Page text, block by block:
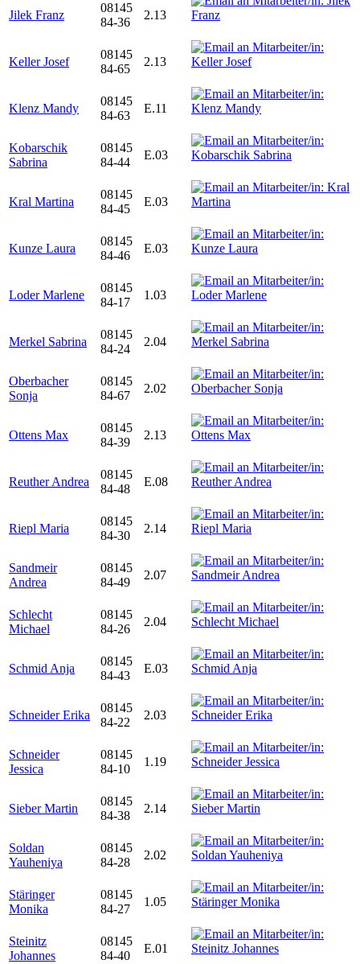
Jilek Franz
08145
84-36
2.13
Keller Josef
08145
84-65
2.13
Klenz Mandy
08145
84-63
E.11
Kobarschik
Sabrina
08145
84-44
E.03
Kral Martina
08145
84-45
E.03
Kunze Laura
08145
84-46
E.03
Loder Marlene
08145
84-17
1.03
Merkel Sabrina
08145
84-24
2.04
Oberbacher
Sonja
08145
84-67
2.02
Ottens Max
08145
84-39
2.13
Reuther Andrea
08145
84-48
E.08
Riepl Maria
08145
84-30
2.14
Sandmeir
Andrea
08145
84-49
2.07
Schlecht
Michael
08145
84-26
2.04
Schmid Anja
08145
84-43
E.03
Schneider Erika
08145
84-22
2.03
Schneider
Jessica
08145
84-10
1.19
Sieber Martin
08145
84-38
2.14
Soldan
Yauheniya
08145
84-28
2.02
Stäringer
Monika
08145
84-27
1.05
Steinitz
Johannes
08145
84-40
E.01